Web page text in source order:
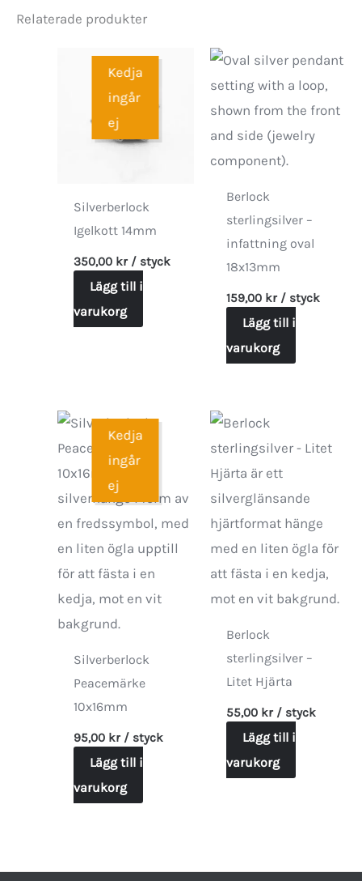
Relaterade produkter
Kedja
ingår
ej
Silverberlock
Igelkott 14mm
350,00 kr/ styck
Lägg till i
varukorg
Berlock
sterlingsilver –
infattning oval
18x13mm
159,00 kr/ styck
Lägg till i
varukorg
Kedja
ingår
ej
Silverberlock
Peacemärke
10x16mm
95,00 kr/ styck
Lägg till i
varukorg
Berlock
sterlingsilver –
Litet Hjärta
55,00 kr/ styck
Lägg till i
varukorg